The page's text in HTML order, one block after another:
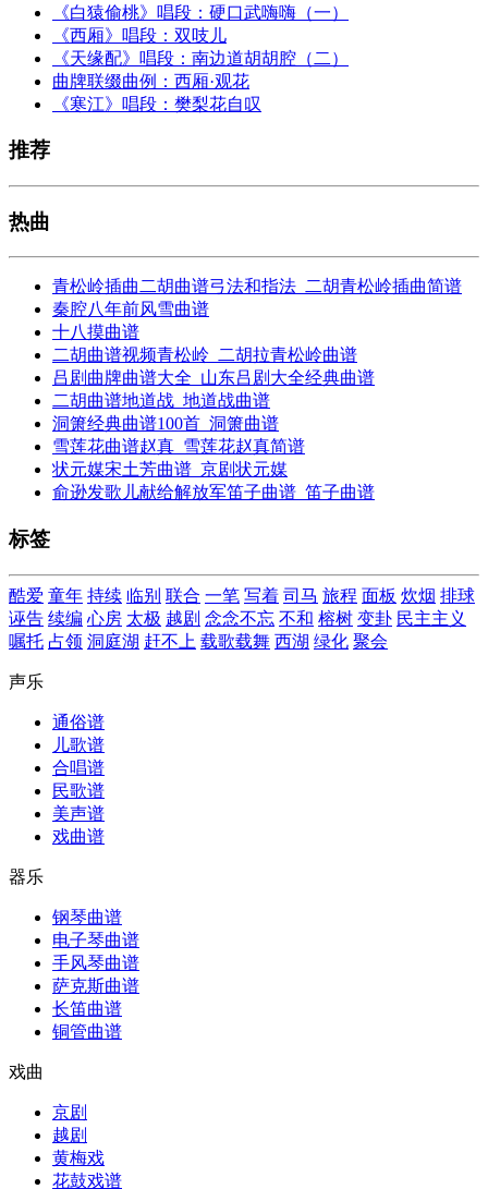
《白猿偷桃》唱段：硬口武嗨嗨（一）
《西厢》唱段：双吱儿
《天缘配》唱段：南边道胡胡腔（二）
曲牌联缀曲例：西厢·观花
《寒江》唱段：樊梨花自叹
推荐
热曲
青松岭插曲二胡曲谱弓法和指法_二胡青松岭插曲简谱
秦腔八年前风雪曲谱
十八摸曲谱
二胡曲谱视频青松岭_二胡拉青松岭曲谱
吕剧曲牌曲谱大全_山东吕剧大全经典曲谱
二胡曲谱地道战_地道战曲谱
洞箫经典曲谱100首_洞箫曲谱
雪莲花曲谱赵真_雪莲花赵真简谱
状元媒宋土芳曲谱_京剧状元媒
俞逊发歌儿献给解放军笛子曲谱_笛子曲谱
标签
酷爱 童年 持续 临别 联合 一笔 写着 司马 旅程 面板 炊烟 排球
诬告 续编 心房 太极 越剧 念念不忘 不和 榕树 变卦 民主主义
嘱托 占领 洞庭湖 赶不上 载歌载舞 西湖 绿化 聚会
声乐
通俗谱
儿歌谱
合唱谱
民歌谱
美声谱
戏曲谱
器乐
钢琴曲谱
电子琴曲谱
手风琴曲谱
萨克斯曲谱
长笛曲谱
铜管曲谱
戏曲
京剧
越剧
黄梅戏
花鼓戏谱